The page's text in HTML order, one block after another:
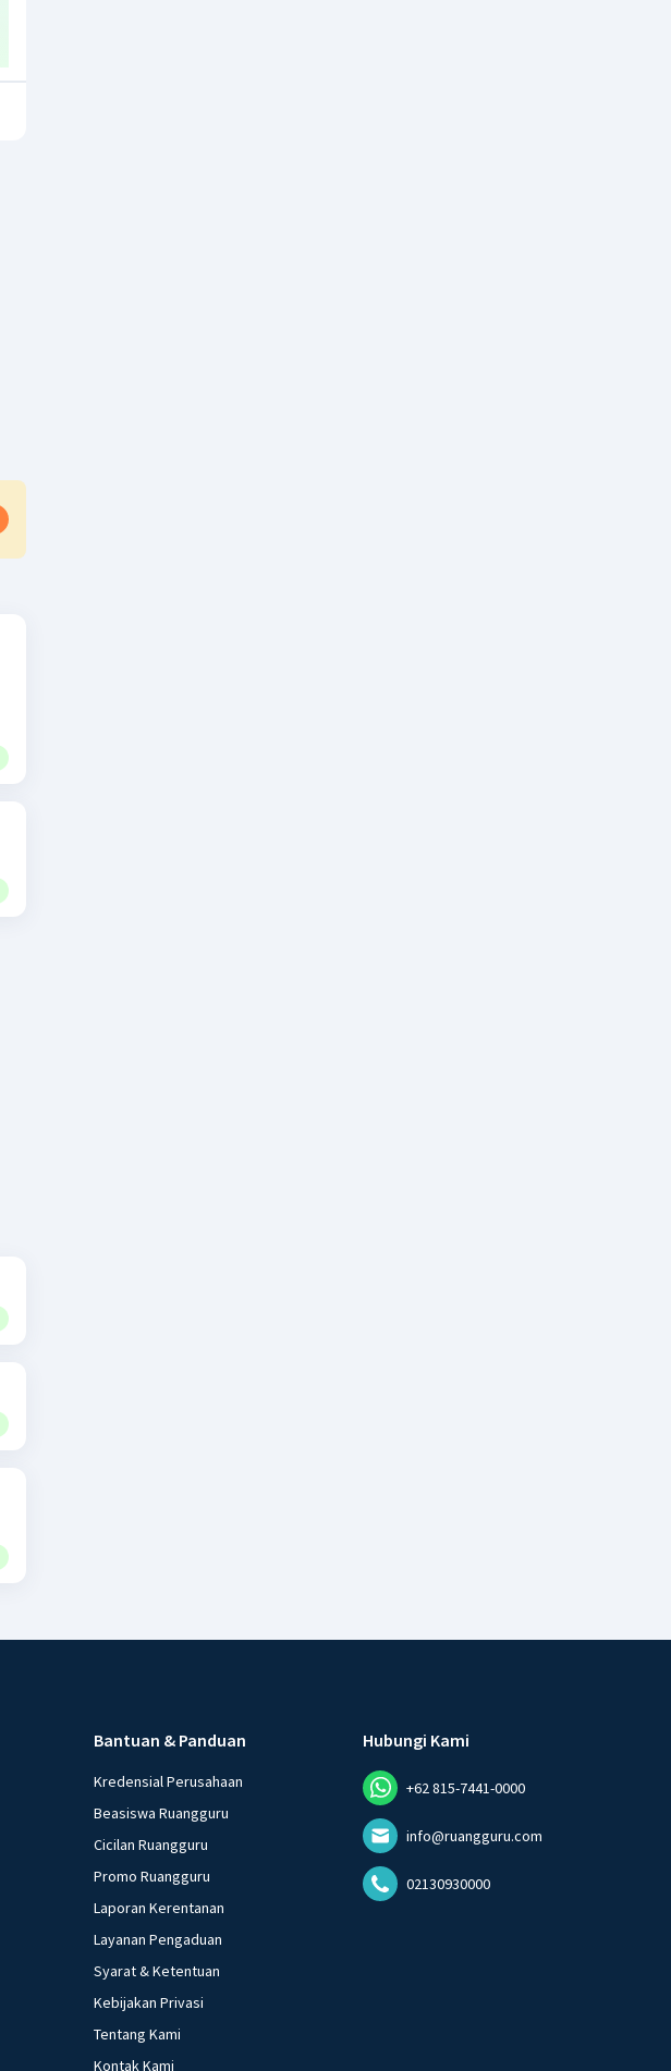
Bantuan & Panduan
Kredensial Perusahaan
Beasiswa Ruangguru
Cicilan Ruangguru
Promo Ruangguru
Laporan Kerentanan
Layanan Pengaduan
Syarat & Ketentuan
Kebijakan Privasi
Tentang Kami
Kontak Kami
Hubungi Kami
+62 815-7441-0000
info@ruangguru.com
02130930000